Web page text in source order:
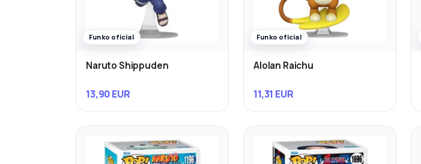
Funko oficial
Naruto Shippuden
13,90 EUR
Funko oficial
Alolan Raichu
11,31 EUR